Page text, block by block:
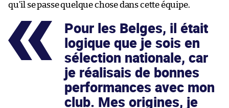
qu’il se passe quelque chose dans cette équipe.
Pour les Belges, il était
logique que je sois en
sélection nationale, car
je réalisais de bonnes
performances avec mon
club. Mes origines, je